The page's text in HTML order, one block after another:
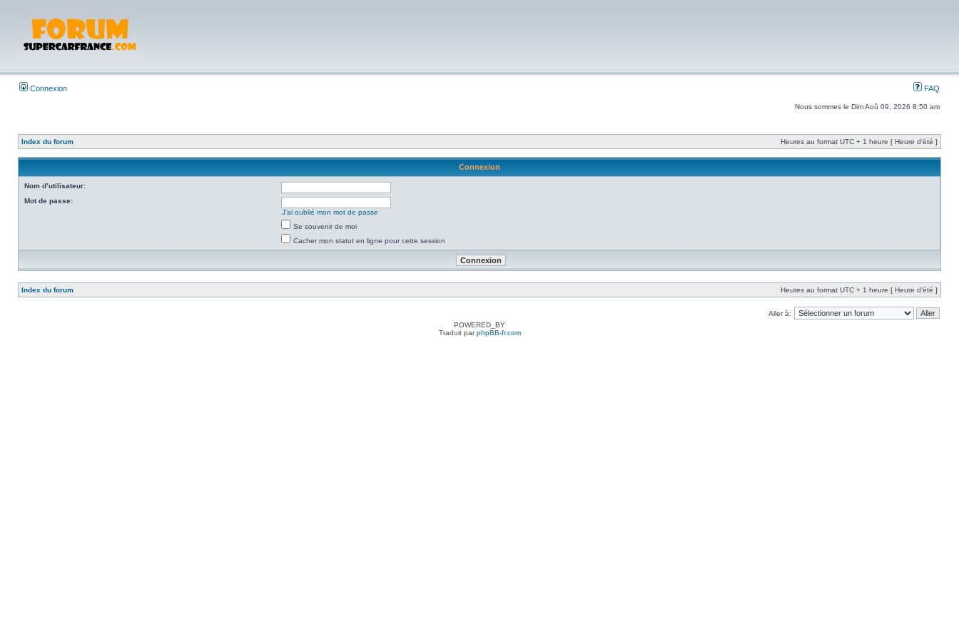
Connexion FAQ
Nous sommes le Dim Aoû 09, 2026 8:50 am
Index du forum Heures au format UTC + 1 heure [ Heure d’été ]
Connexion
Nom d’utilisateur:
Mot de passe:
J’ai oublié mon mot de passe
Se souvenir de moi
Cacher mon statut en ligne pour cette session
Index du forum Heures au format UTC + 1 heure [ Heure d’été ]
Aller à:
POWERED_BY
Traduit parphpBB-fr.com